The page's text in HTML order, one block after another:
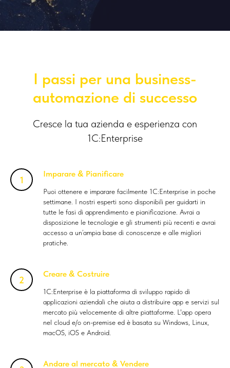
I passi per una business-
automazione di successo
Cresce la tua azienda e esperienza con
1C:Enterprise
Imparare & Pianificare
Puoi ottenere e imparare facilmente 1C:Enterprise in poche
settimane. I nostri esperti sono disponibili per guidarti in
tutte le fasi di apprendimento e pianificazione. Avrai a
disposizione le tecnologie e gli strumenti più recenti e avrai
accesso a un’ampia base di conoscenze e alle migliori
pratiche.
Creare & Costruire
1C:Enterprise è la piattaforma di sviluppo rapido di
applicazioni aziendali che aiuta a distribuire app e servizi sul
mercato più velocemente di altre piattaforme. L'app opera
nel cloud e/o on-premise ed è basata su Windows, Linux,
macOS, iOS e Android.
Andare al mercato & Vendere